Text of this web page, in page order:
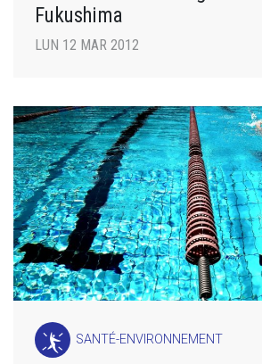
Fukushima
LUN 12 MAR 2012
SANTÉ-ENVIRONNEMENT